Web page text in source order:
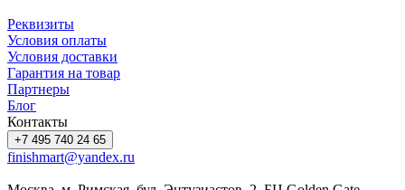
Реквизиты
Условия оплаты
Условия доставки
Гарантия на товар
Партнеры
Блог
Контакты
+7 495 740 24 65
finishmart@yandex.ru